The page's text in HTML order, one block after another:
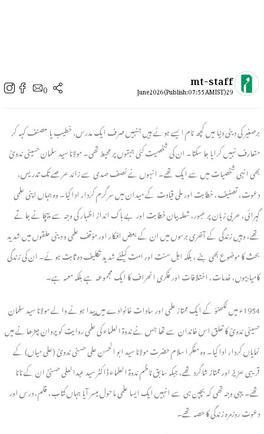
mt-staff
29 June 2026 (Publish: 07:55 AM IST)
0
برصغیر کی دینی دنیا میں کچھ نام ایسے ہوئے ہیں جنہیں صرف ایک مدرس، خطیب یا مصنف کہہ کر
متعارف نہیں کرایا جا سکتا۔ ان کی شخصیت کئی جہتوں پر محیط تھی۔ مولانا سید سلمان حسینی ندویؒ
بھی انہی شخصیات میں سے ایک تھے۔ انہوں نے نصف صدی سے زائد عرصے تک تدریس،
دعوت، تصنیف، خطابت اور ملی قیادت کے میدان میں سرگرم کردار ادا کیا۔ وہ جہاں اپنی علمی
گہرائی، عربی زبان پر عبور، شعلہ بیان خطابت اور بے باک اندازِ اظہار کی وجہ سے پہچانے جاتے
تھے، وہیں زندگی کے آخری برسوں میں ان کے بعض افکار اور مؤقف علمی و دینی حلقوں میں شدید
بحث کا موضوع بھی بنے ، بلکہ اہل سنت اور امت کیلئے شدید تکلیف دہ ثابت ہوئے۔ ان کی زندگی
کامیابیوں، خدمات، اختلافات اور فکری انحراف کا ایک مجموعہ ہے بلکہ معمہ ہے۔
1954ء میں لکھنؤ کے ایک ممتاز علمی اور سادات خانوادے میں پیدا ہونے والے مولانا سید سلمان
حسینی ندویؒ کا تعلق اس خاندان سے تھا جس نے ندوۃ العلماء کی علمی روایت کو پروان چڑھانے میں
نمایاں کردار ادا کیا۔ وہ مفکرِ اسلام حضرت مولانا سید ابو الحسن علی حسنی ندویؒ (علی میاں) کے
قریبی عزیز اور ممتاز شاگرد تھے، جبکہ سابق ناظم ندوۃ العلماء ڈاکٹر سید عبدالعلی حسنیؒ ان کے نانا
تھے۔ یہی وجہ تھی کہ بچپن ہی سے انہیں ایک ایسا علمی ماحول میسر آیا جہاں کتاب، قلم، درس اور
دعوت روزمرہ زندگی کا حصہ تھے۔